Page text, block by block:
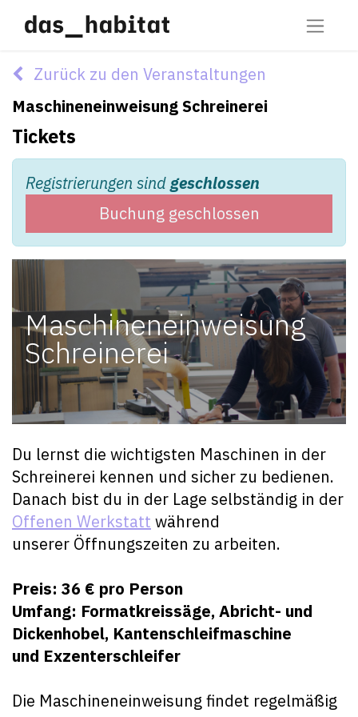
Zurück zu den Veranstaltungen
Maschineneinweisung Schreinerei
Tickets
Registrierungen sindgeschlossen
Buchung geschlossen
Maschineneinweisung
Schreinerei
Du lernst die wichtigsten Maschinen in der
Schreinerei kennen und sicher zu bedienen.
Danach bist du in der Lage selbständig in der
Offenen Werkstatt während
unserer Öffnungszeiten zu arbeiten.
Preis: 36 € pro Person
Umfang: Formatkreissäge, Abricht- und
Dickenhobel, Kantenschleifmaschine
und Exzenterschleifer
Die Maschineneinweisung findet regelmäßig